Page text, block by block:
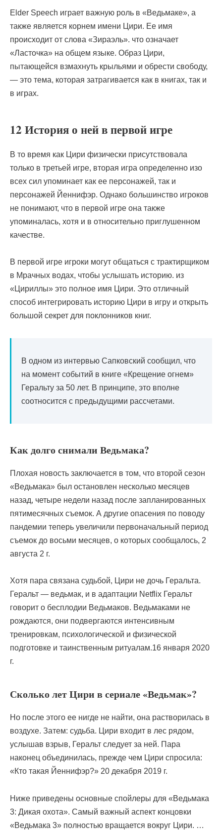
Elder Speech играет важную роль в «Ведьмаке», а
также является корнем имени Цири. Ее имя
происходит от слова «Зираэль». что означает
«Ласточка» на общем языке. Образ Цири,
пытающейся взмахнуть крыльями и обрести свободу,
— это тема, которая затрагивается как в книгах, так и
в играх.
12 История о ней в первой игре
В то время как Цири физически присутствовала
только в третьей игре, вторая игра определенно изо
всех сил упоминает как ее персонажей, так и
персонажей Йеннифэр. Однако большинство игроков
не понимают, что в первой игре она также
упоминалась, хотя и в относительно приглушенном
качестве.
В первой игре игроки могут общаться с трактирщиком
в Мрачных водах, чтобы услышать историю. из
«Цириллы» это полное имя Цири. Это отличный
способ интегрировать историю Цири в игру и открыть
большой секрет для поклонников книг.
В одном из интервью Сапковский сообщил, что
на момент событий в книге «Крещение огнем»
Геральту за 50 лет. В принципе, это вполне
соотносится с предыдущими рассчетами.
Как долго снимали Ведьмака?
Плохая новость заключается в том, что второй сезон
«Ведьмака» был остановлен несколько месяцев
назад, четыре недели назад после запланированных
пятимесячных съемок. А другие опасения по поводу
пандемии теперь увеличили первоначальный период
съемок до восьми месяцев, о которых сообщалось, 2
августа 2 г.
Хотя пара связана судьбой, Цири не дочь Геральта.
Геральт — ведьмак, и в адаптации Netflix Геральт
говорит о бесплодии Ведьмаков. Ведьмаками не
рождаются, они подвергаются интенсивным
тренировкам, психологической и физической
подготовке и таинственным ритуалам.16 января 2020
г.
Сколько лет Цири в сериале «Ведьмак»?
Но после этого ее нигде не найти, она растворилась в
воздухе. Затем: судьба. Цири входит в лес рядом,
услышав взрыв, Геральт следует за ней. Пара
наконец объединилась, прежде чем Цири спросила:
«Кто такая Йеннифэр?» 20 декабря 2019 г.
Ниже приведены основные спойлеры для «Ведьмака
3: Дикая охота». Самый важный аспект концовки
«Ведьмака 3» полностью вращается вокруг Цири. …